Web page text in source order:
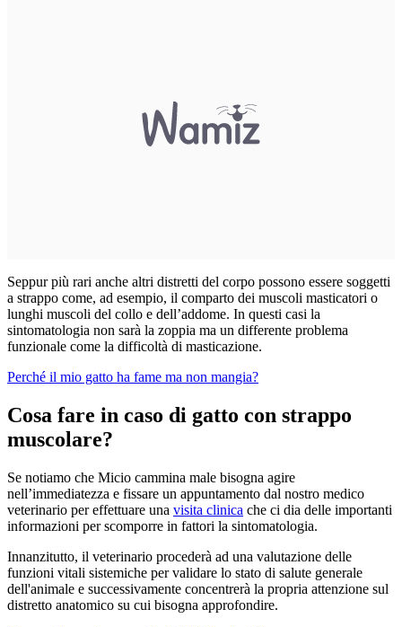
Seppur più rari anche altri distretti del corpo possono essere soggetti
a strappo come, ad esempio, il comparto dei muscoli masticatori o
lunghi muscoli del collo e dell’addome. In questi casi la
sintomatologia non sarà la zoppia ma un differente problema
funzionale come la difficoltà di masticazione.
Perché il mio gatto ha fame ma non mangia?
Cosa fare in caso di gatto con strappo
muscolare?
Se notiamo che Micio cammina male bisogna agire
nell’immediatezza e fissare un appuntamento dal nostro medico
veterinario per effettuare una visita clinica che ci dia delle importanti
informazioni per scomporre in fattori la sintomatologia.
Innanzitutto, il veterinario procederà ad una valutazione delle
funzioni vitali sistemiche per validare lo stato di salute generale
dell'animale e successivamente concentrerà la propria attenzione sul
distretto anatomico su cui bisogna approfondire.